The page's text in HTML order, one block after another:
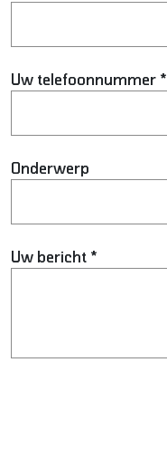
Uw telefoonnummer *
Onderwerp
Uw bericht *